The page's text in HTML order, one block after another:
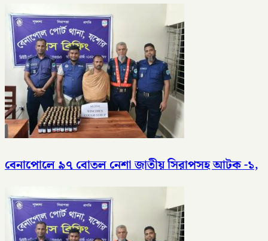
বেনাপোলে ৯৭ বোতল নেশা জাতীয় সিরাপসহ আটক -১,